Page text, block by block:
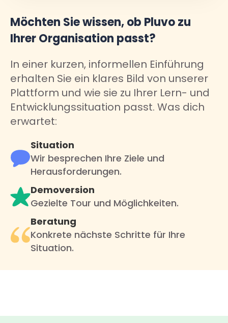
Möchten Sie wissen, ob Pluvo zu
Ihrer Organisation passt?
In einer kurzen, informellen Einführung
erhalten Sie ein klares Bild von unserer
Plattform und wie sie zu Ihrer Lern- und
Entwicklungssituation passt. Was dich
erwartet:
Situation
Wir besprechen Ihre Ziele und
Herausforderungen.
Demoversion
Gezielte Tour und Möglichkeiten.
Beratung
Konkrete nächste Schritte für Ihre
Situation.